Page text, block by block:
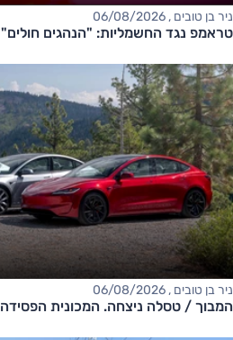
ניר בן טובים , 06/08/2026
טראמפ נגד החשמליות: "הנהגים חולים"
ניר בן טובים , 06/08/2026
המבוך / טסלה ניצחה. המכונית הפסידה